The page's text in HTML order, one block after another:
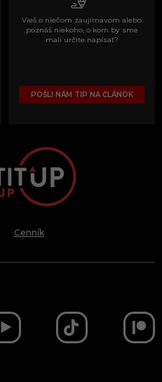
Vieš o niečom zaujímavom alebo
poznáš niekoho, o kom by sme
mali určite napísať?
POŠLI NÁM TIP NA ČLÁNOK
Cenník